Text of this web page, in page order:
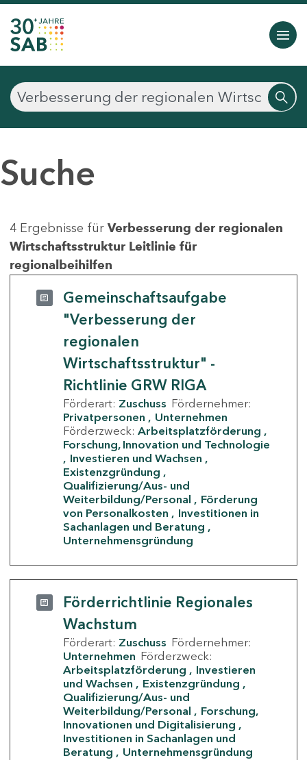
Suche
4 Ergebnisse für Verbesserung der regionalen
Wirtschaftsstruktur Leitlinie für
regionalbeihilfen
Gemeinschaftsaufgabe
"Verbesserung der
regionalen
Wirtschaftsstruktur" -
Richtlinie GRW RIGA
Förderart: Zuschuss Fördernehmer:
Privatpersonen
Unternehmen
Förderzweck: Arbeitsplatzförderung
Forschung, Innovation und Technologie
Investieren und Wachsen
Existenzgründung
Qualifizierung/Aus- und
Weiterbildung/Personal
Förderung
von Personalkosten
Investitionen in
Sachanlagen und Beratung
Unternehmensgründung
Förderrichtlinie Regionales
Wachstum
Förderart: Zuschuss Fördernehmer:
Unternehmen Förderzweck:
Arbeitsplatzförderung
Investieren
und Wachsen
Existenzgründung
Qualifizierung/Aus- und
Weiterbildung/Personal
Forschung,
Innovationen und Digitalisierung
Investitionen in Sachanlagen und
Beratung
Unternehmensgründung